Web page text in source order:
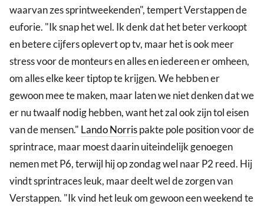
waarvan zes sprintweekenden", tempert Verstappen de
euforie. "Ik snap het wel. Ik denk dat het beter verkoopt
en betere cijfers oplevert op tv, maar het is ook meer
stress voor de monteurs en alles en iedereen er omheen,
om alles elke keer tiptop te krijgen. We hebben er
gewoon mee te maken, maar laten we niet denken dat we
er nu twaalf nodig hebben, want het zal ook zijn tol eisen
van de mensen." Lando Norrispakte pole position voor de
sprintrace, maar moest daarin uiteindelijk genoegen
nemen met P6, terwijl hij op zondag wel naar P2 reed. Hij
vindt sprintraces leuk, maar deelt wel de zorgen van
Verstappen. "Ik vind het leuk om gewoon een weekend te